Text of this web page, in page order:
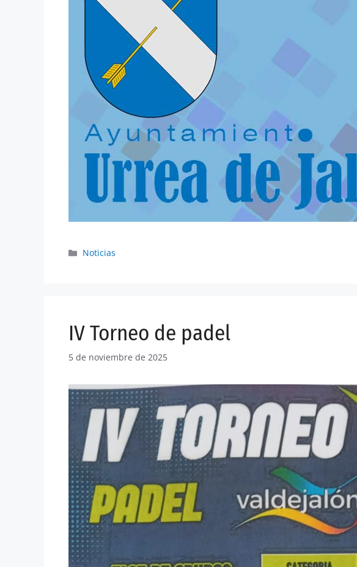
Noticias
IV Torneo de padel
5 de noviembre de 2025